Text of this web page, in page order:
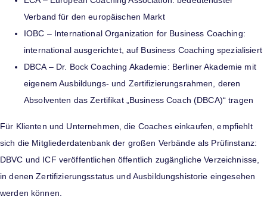
Verband für den europäischen Markt
IOBC – International Organization for Business Coaching:
international ausgerichtet, auf Business Coaching spezialisiert
DBCA – Dr. Bock Coaching Akademie: Berliner Akademie mit
eigenem Ausbildungs- und Zertifizierungsrahmen, deren
Absolventen das Zertifikat „Business Coach (DBCA)“ tragen
Für Klienten und Unternehmen, die Coaches einkaufen, empfiehlt
sich die Mitgliederdatenbank der großen Verbände als Prüfinstanz:
DBVC und ICF veröffentlichen öffentlich zugängliche Verzeichnisse,
in denen Zertifizierungsstatus und Ausbildungshistorie eingesehen
werden können.